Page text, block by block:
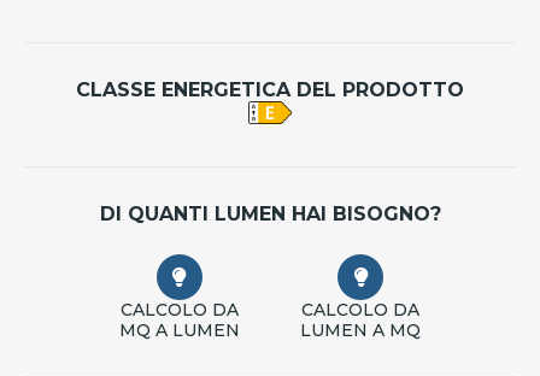
CLASSE ENERGETICA DEL PRODOTTO
DI QUANTI LUMEN HAI BISOGNO?
CALCOLO DA
MQ A LUMEN
CALCOLO DA
LUMEN A MQ